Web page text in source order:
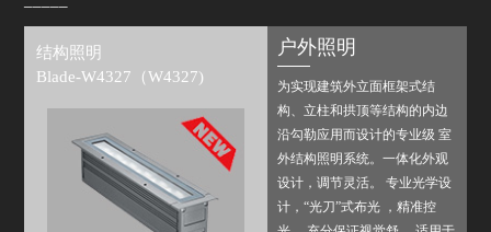
结构照明
Blade-W4327（W4327)
户外照明
为实现建筑外立面框架式结
构、立柱和拱顶等结构的内边
沿勾勒应用而设计的专业级 室
外结构照明系统。一体化外观
设计，调节灵活。 专业光学设
计，“光刀”式布光 ，精准控